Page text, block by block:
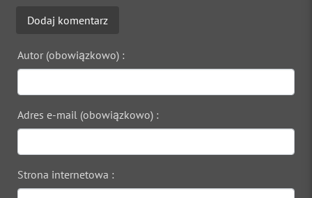
Dodaj komentarz
Autor (obowiązkowo) :
Adres e-mail (obowiązkowo) :
Strona internetowa :